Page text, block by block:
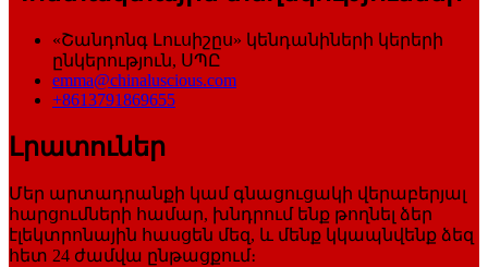
«Շանդոնգ Լուսիշըս» կենդանիների կերերի
ընկերություն, ՍՊԸ
emma@chinaluscious.com
+8613791869655
Լրատուներ
Մեր արտադրանքի կամ գնացուցակի վերաբերյալ
հարցումների համար, խնդրում ենք թողնել ձեր
էլեկտրոնային հասցեն մեզ, և մենք կկապնվենք ձեզ
հետ 24 ժամվա ընթացքում։